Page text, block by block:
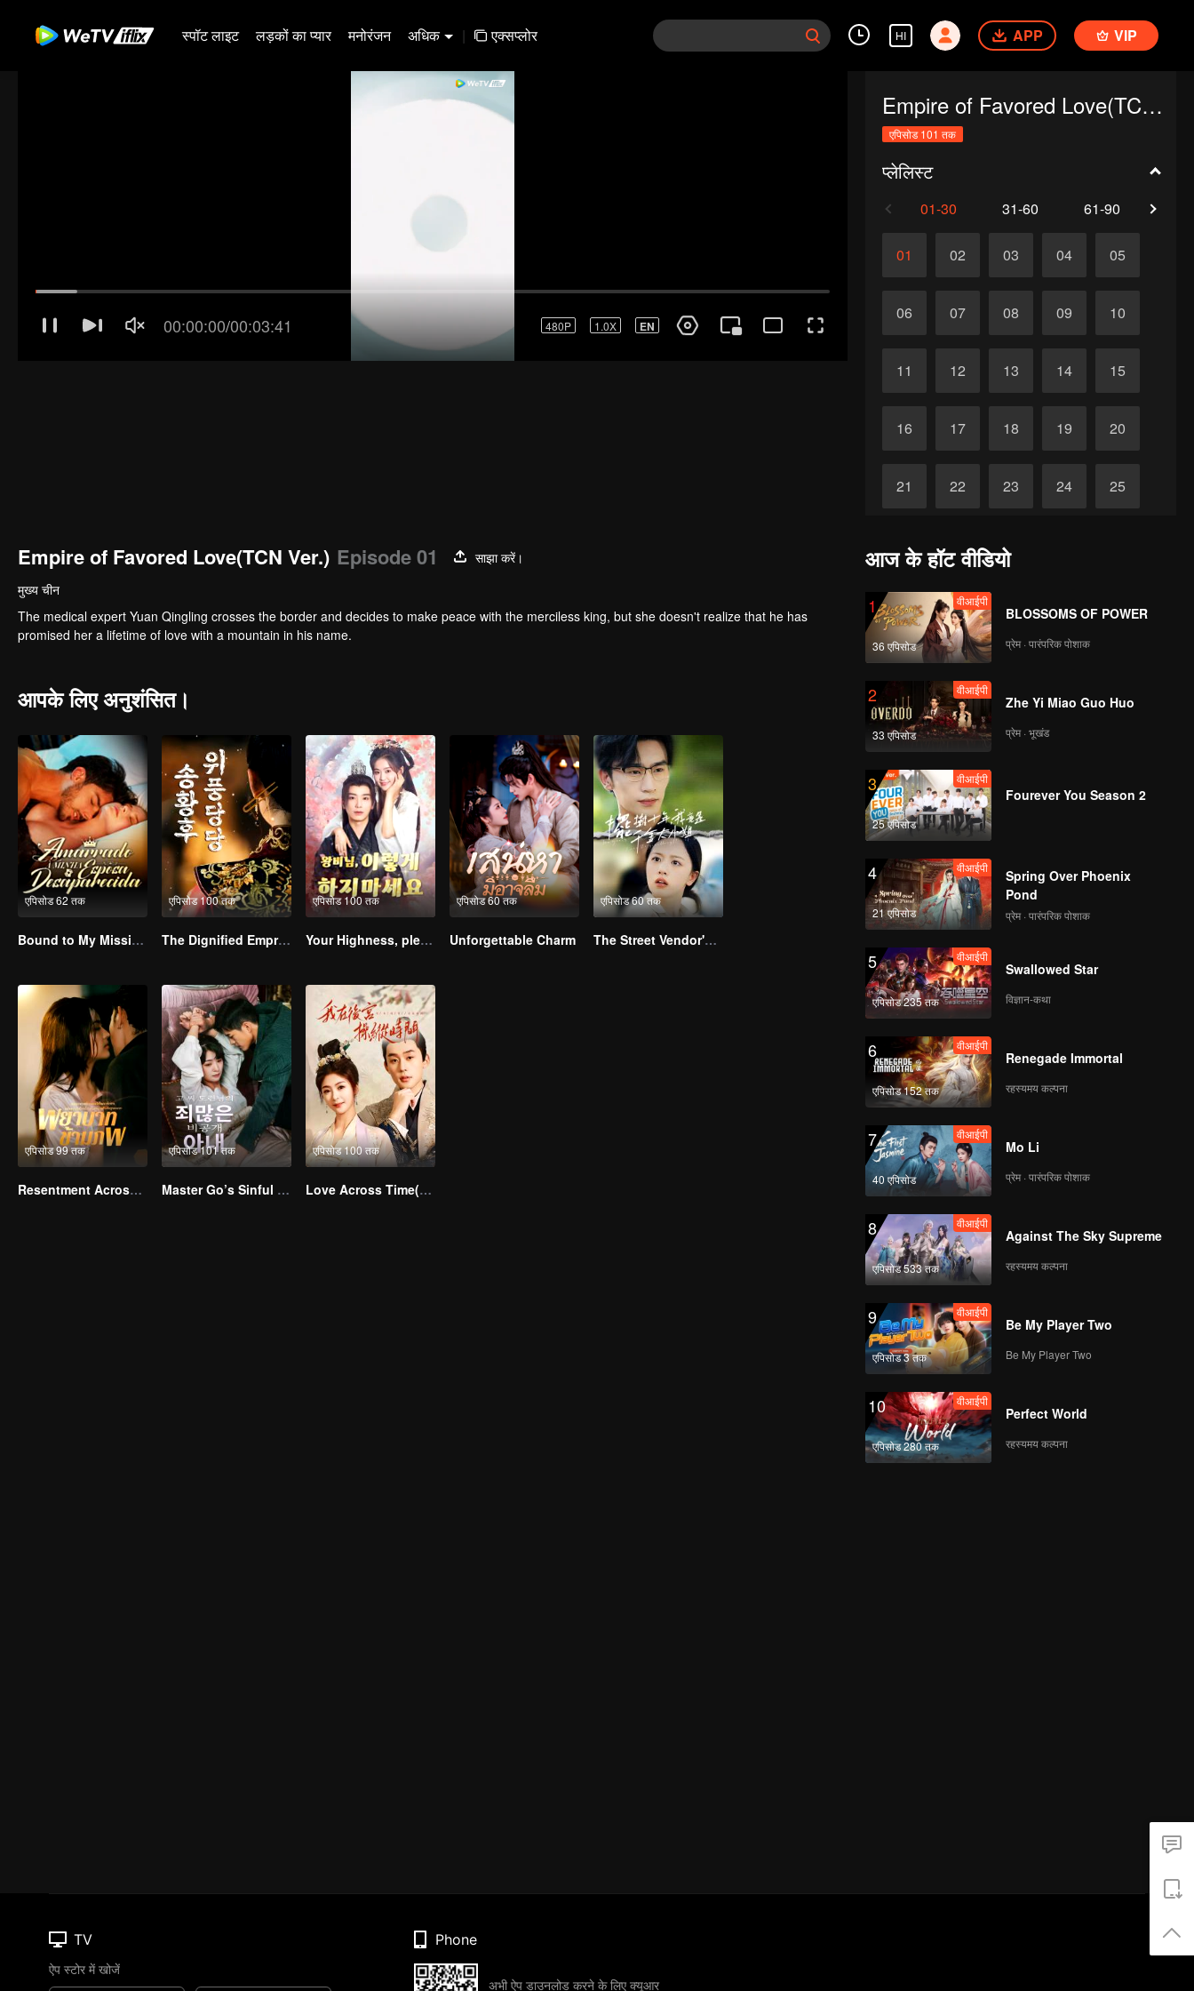
स्पॉट लाइट लड़कों का प्यार मनोरंजन अधिक | एक्सप्लोर HI APP VIP
Empire of Favored Love(TCN Ver.)
एपिसोड 101 तक
प्लेलिस्ट
01-30 31-60 61-90
01 02 03 04 05
06 07 08 09 10
11 12 13 14 15
16 17 18 19 20
21 22 23 24 25
26 28
Empire of Favored Love(TCN Ver.) Episode 01
साझा करें।
मुख्य चीन
The medical expert Yuan Qingling crosses the border and decides to make peace with the merciless king, but she doesn't realize that he has
promised her a lifetime of love with a mountain in his name.
आपके लिए अनुशंसित।
एपिसोड 62 तक
Bound to My Missing Wife
एपिसोड 100 तक
The Dignified Empress Song
एपिसोड 100 तक
Your Highness, please don’t do this(Korean Ver.)
एपिसोड 60 तक
Unforgettable Charm
एपिसोड 60 तक
The Street Vendor's Secret Identity(TCN Ver.)
एपिसोड 99 तक
Resentment Across Worlds
एपिसोड 101 तक
Master Go’s Sinful Secret Wife(Korean Ver.)
एपिसोड 100 तक
Love Across Time(TCN Ver.)
आज के हॉट वीडियो
1
36 एपिसोड
वीआईपी
BLOSSOMS OF POWER
प्रेम · पारंपरिक पोशाक
2
33 एपिसोड
वीआईपी
Zhe Yi Miao Guo Huo
प्रेम · भूखंड
3
25 एपिसोड
वीआईपी
Fourever You Season 2
4
21 एपिसोड
वीआईपी
Spring Over Phoenix
Pond
प्रेम · पारंपरिक पोशाक
5
एपिसोड 235 तक
वीआईपी
Swallowed Star
विज्ञान-कथा
6
एपिसोड 152 तक
वीआईपी
Renegade Immortal
रहस्यमय कल्पना
7
40 एपिसोड
वीआईपी
Mo Li
प्रेम · पारंपरिक पोशाक
8
एपिसोड 533 तक
वीआईपी
Against The Sky Supreme
रहस्यमय कल्पना
9
एपिसोड 3 तक
वीआईपी
Be My Player Two
Be My Player Two
10
एपिसोड 280 तक
वीआईपी
Perfect World
रहस्यमय कल्पना
TV
ऐप स्टोर में खोजें
Phone
अभी ऐप डाउनलोड करने के लिए क्यूआर